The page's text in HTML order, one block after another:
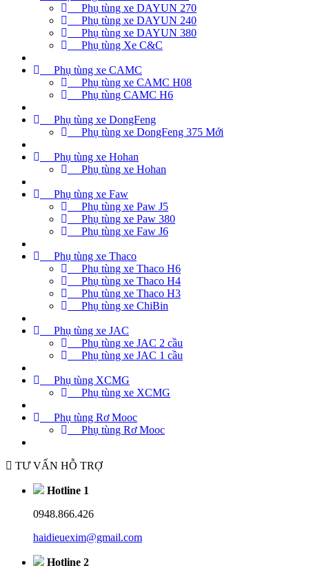
Phụ tùng xe DAYUN 270
Phụ tùng xe DAYUN 240
Phụ tùng xe DAYUN 380
Phụ tùng Xe C&C
Phụ tùng xe CAMC
Phụ tùng xe CAMC H08
Phụ tùng CAMC H6
Phụ tùng xe DongFeng
Phụ tùng xe DongFeng 375 Mới
Phụ tùng xe Hohan
Phụ tùng xe Hohan
Phụ tùng xe Faw
Phụ tùng xe Paw J5
Phụ tùng xe Paw 380
Phụ tùng xe Faw J6
Phụ tùng xe Thaco
Phụ tùng xe Thaco H6
Phụ tùng xe Thaco H4
Phụ tùng xe Thaco H3
Phụ tùng xe ChiBin
Phụ tùng xe JAC
Phụ tùng xe JAC 2 cầu
Phụ tùng xe JAC 1 cầu
Phụ tùng XCMG
Phụ tùng xe XCMG
Phụ tùng Rơ Mooc
Phụ tùng Rơ Mooc
TƯ VẤN HỖ TRỢ
Hotline 1
0948.866.426
haidieuexim@gmail.com
Hotline 2